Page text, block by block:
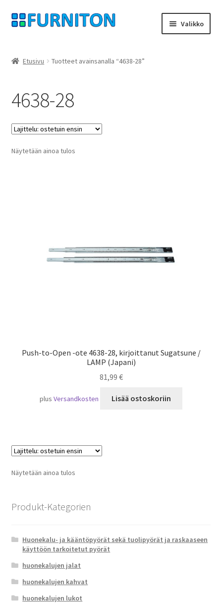
Siirry
navigointiin
Siirry
sisältöön
Valikko
yksityisyyttä
peruuttamisoikeus
Ottaa yhteyttä
Etusivu Tuotteet avainsanalla “4638-28”
4638-28
Näytetään ainoa tulos
Push-to-Open -ote 4638-28, kirjoittanut Sugatsune /
LAMP (Japani)
81,99 €
plusVersandkosten Lisää ostoskoriin
Näytetään ainoa tulos
Produkt-Kategorien
Huonekalu- ja kääntöpyörät sekä tuolipyörät ja raskaaseen
käyttöön tarkoitetut pyörät
huonekalujen jalat
huonekalujen kahvat
huonekalujen lukot